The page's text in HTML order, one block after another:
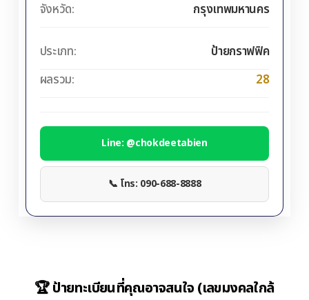
จังหวัด:
กรุงเทพมหานคร
ประเภท:
ป้ายกราฟฟิค
ผลรวม:
28
Line: @chokdeetabien
📞 โทร: 090-688-8888
🏆 ป้ายทะเบียนที่คุณอาจสนใจ (เลขมงคลใกล้